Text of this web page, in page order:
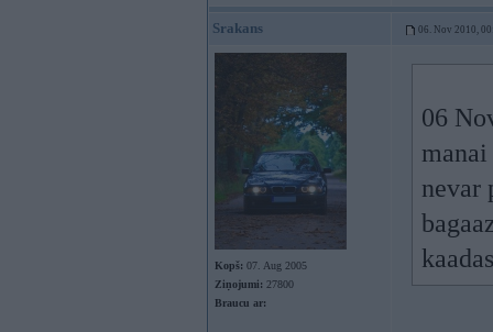
Srakans 06. Nov 2010,
Kopš: 07. Aug 2005
Ziņojumi: 27800
Braucu ar:
06
nevar